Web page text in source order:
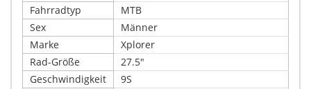
Fahrradtyp
MTB
Sex
Männer
Marke
Xplorer
Rad-Größe
27.5"
Geschwindigkeit
9S